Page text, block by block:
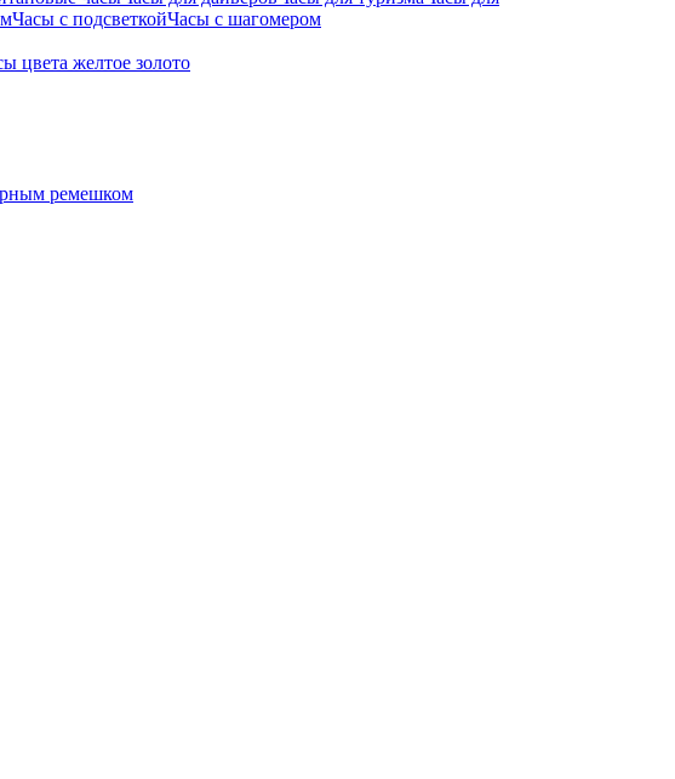
Часы с подсветкойЧасы с шагомером
цвета желтое золото
ремешком